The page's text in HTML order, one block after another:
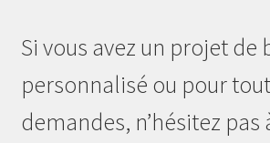
Si vous avez un projet de
personnalisé ou pour
demandes, n’hésitez pas